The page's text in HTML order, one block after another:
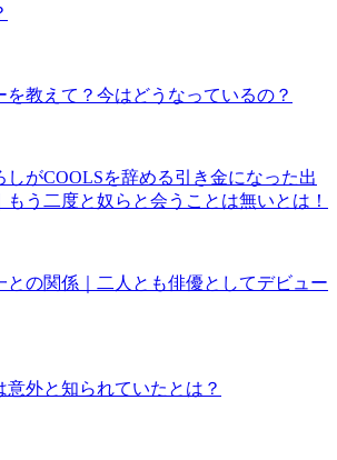
を教えて？今はどうなっているの？
しがCOOLSを辞める引き金になった出
う二度と奴らと会うことは無いとは！
との関係｜二人とも俳優としてデビュー
意外と知られていたとは？